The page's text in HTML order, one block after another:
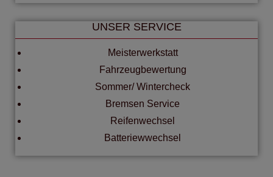
UNSER SERVICE
Meisterwerkstatt
Fahrzeugbewertung
Sommer/ Wintercheck
Bremsen Service
Reifenwechsel
Batteriewwechsel